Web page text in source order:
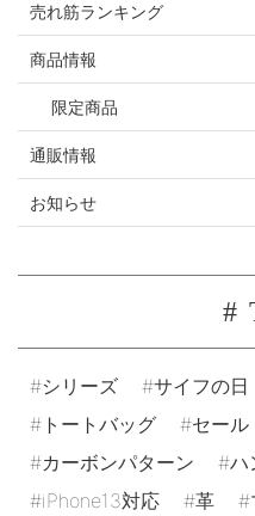
売れ筋ランキング
商品情報
限定商品
通販情報
お知らせ
#
シリーズ サイフの日
トートバッグ
セール
カーボンパターン
ハ
iPhone13対応
革